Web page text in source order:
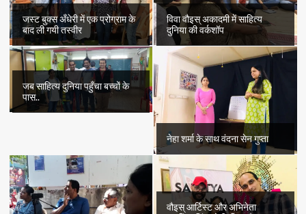
जस्ट बुक्स अँधेरी में एक प्रोग्राम के
बाद ली गयी तस्वीर
विवा वौइस् अकादमी में साहित्य
दुनिया की वर्कशॉप
जब साहित्य दुनिया पहुँचा बच्चों के
पास..
नेहा शर्मा के साथ वंदना सेन गुप्ता
वौइस् आर्टिस्ट और अभिनेता